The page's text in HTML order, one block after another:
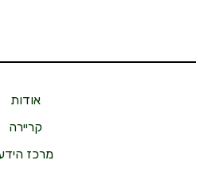
אודות
קריירה
מרכז הידע